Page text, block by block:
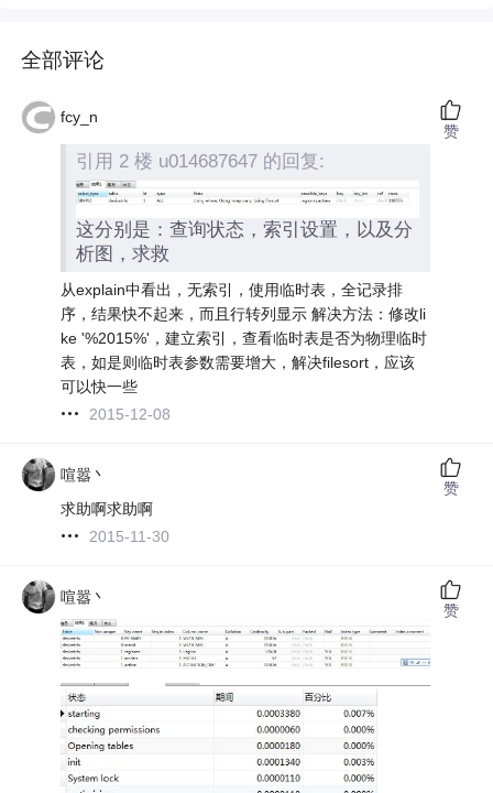
全部评论
fcy_n
引用 2 楼 u014687647 的回复:
这分别是：查询状态，索引设置，以及分
析图，求救
从explain中看出，无索引，使用临时表，全记录排
序，结果快不起来，而且行转列显示 解决方法：修改li
ke '%2015%'，建立索引，查看临时表是否为物理临时
表，如是则临时表参数需要增大，解决filesort，应该
可以快一些
2015-12-08
赞
喧嚣丶
求助啊求助啊
2015-11-30
赞
喧嚣丶
赞